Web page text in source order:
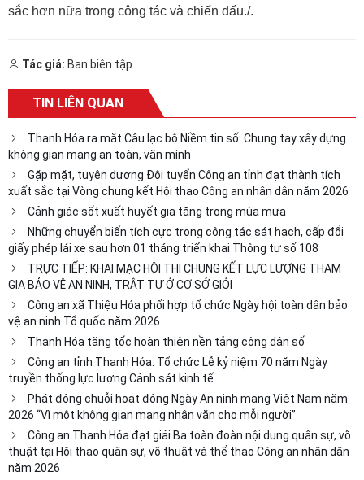
sắc hơn nữa trong công tác và chiến đấu./.
Tác giả: Ban biên tập
TIN LIÊN QUAN
Thanh Hóa ra mắt Câu lạc bộ Niềm tin số: Chung tay xây dựng
không gian mạng an toàn, văn minh
Gặp mặt, tuyên dương Đội tuyển Công an tỉnh đạt thành tích
xuất sắc tại Vòng chung kết Hội thao Công an nhân dân năm 2026
Cảnh giác sốt xuất huyết gia tăng trong mùa mưa
Những chuyển biến tích cực trong công tác sát hạch, cấp đổi
giấy phép lái xe sau hơn 01 tháng triển khai Thông tư số 108
TRỰC TIẾP: KHAI MẠC HỘI THI CHUNG KẾT LỰC LƯỢNG THAM
GIA BẢO VỆ AN NINH, TRẬT TỰ Ở CƠ SỞ GIỎI
Công an xã Thiệu Hóa phối hợp tổ chức Ngày hội toàn dân bảo
vệ an ninh Tổ quốc năm 2026
Thanh Hóa tăng tốc hoàn thiện nền tảng công dân số
Công an tỉnh Thanh Hóa: Tổ chức Lễ kỷ niệm 70 năm Ngày
truyền thống lực lượng Cảnh sát kinh tế
Phát động chuỗi hoạt động Ngày An ninh mạng Việt Nam năm
2026 “Vì một không gian mạng nhân văn cho mỗi người”
Công an Thanh Hóa đạt giải Ba toàn đoàn nội dung quân sự, võ
thuật tại Hội thao quân sự, võ thuật và thể thao Công an nhân dân
năm 2026